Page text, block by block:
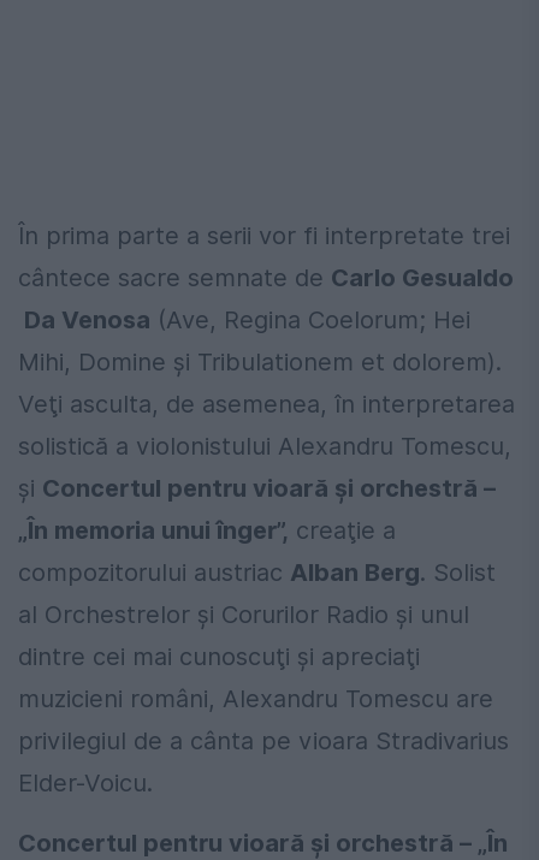
În prima parte a serii vor fi interpretate trei
cântece sacre semnate de Carlo Gesualdo
Da Venosa (Ave, Regina Coelorum; Hei
Mihi, Domine şi Tribulationem et dolorem).
Veţi asculta, de asemenea, în interpretarea
solistică a violonistului Alexandru Tomescu,
şi Concertul pentru vioară şi orchestră –
„În memoria unui înger”, creaţie a
compozitorului austriac Alban Berg. Solist
al Orchestrelor şi Corurilor Radio şi unul
dintre cei mai cunoscuţi şi apreciaţi
muzicieni români, Alexandru Tomescu are
privilegiul de a cânta pe vioara Stradivarius
Elder-Voicu.
Concertul pentru vioară şi orchestră – „În